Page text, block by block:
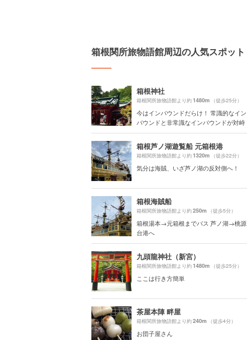
箱根関所旅物語館周辺の人気スポット
箱根神社
箱根関所旅物語館より約1480m （徒歩25分）
今はインバウンドだらけ！ 常識的なイン
バウンドと非常識なインバウンドが対峙
箱根芦ノ湖遊覧船 元箱根港
箱根関所旅物語館より約1320m （徒歩22分）
気分は海賊、いざ芦ノ湖の反対側へ！
箱根海賊船
箱根関所旅物語館より約250m （徒歩5分）
箱根湯本→元箱根までバス 芦ノ湖→桃源
台港へ
九頭龍神社（新宮）
箱根関所旅物語館より約1480m （徒歩25分）
ここは行き方簡単
茶屋本陣 畔屋
箱根関所旅物語館より約240m （徒歩4分）
お団子屋さん